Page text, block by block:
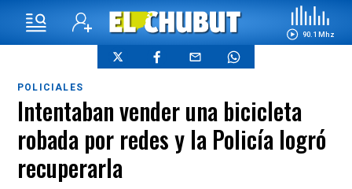
90.1 Mhz
POLICIALES
Intentaban vender una bicicleta
robada por redes y la Policía logró
recuperarla